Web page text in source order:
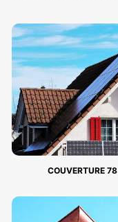
COUVERTURE 78